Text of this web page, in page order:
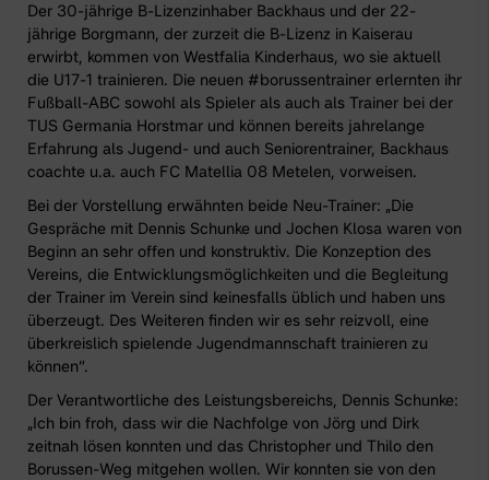
Der 30-jährige B-Lizenzinhaber Backhaus und der 22-
jährige Borgmann, der zurzeit die B-Lizenz in Kaiserau
erwirbt, kommen von Westfalia Kinderhaus, wo sie aktuell
die U17-1 trainieren. Die neuen #borussentrainer erlernten ihr
Fußball-ABC sowohl als Spieler als auch als Trainer bei der
TUS Germania Horstmar und können bereits jahrelange
Erfahrung als Jugend- und auch Seniorentrainer, Backhaus
coachte u.a. auch FC Matellia 08 Metelen, vorweisen.
Bei der Vorstellung erwähnten beide Neu-Trainer: „Die
Gespräche mit Dennis Schunke und Jochen Klosa waren von
Beginn an sehr offen und konstruktiv. Die Konzeption des
Vereins, die Entwicklungsmöglichkeiten und die Begleitung
der Trainer im Verein sind keinesfalls üblich und haben uns
überzeugt. Des Weiteren finden wir es sehr reizvoll, eine
überkreislich spielende Jugendmannschaft trainieren zu
können“.
Der Verantwortliche des Leistungsbereichs, Dennis Schunke:
„Ich bin froh, dass wir die Nachfolge von Jörg und Dirk
zeitnah lösen konnten und das Christopher und Thilo den
Borussen-Weg mitgehen wollen. Wir konnten sie von den